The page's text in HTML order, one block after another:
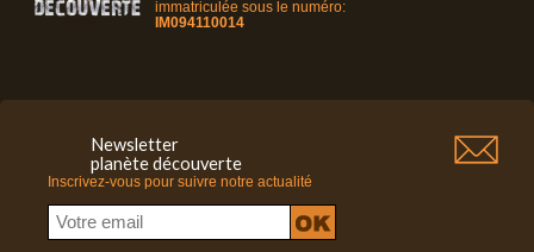
immatriculée sous le numéro:
IM094110014
Newsletter
planète découverte
Inscrivez-vous pour suivre notre actualité